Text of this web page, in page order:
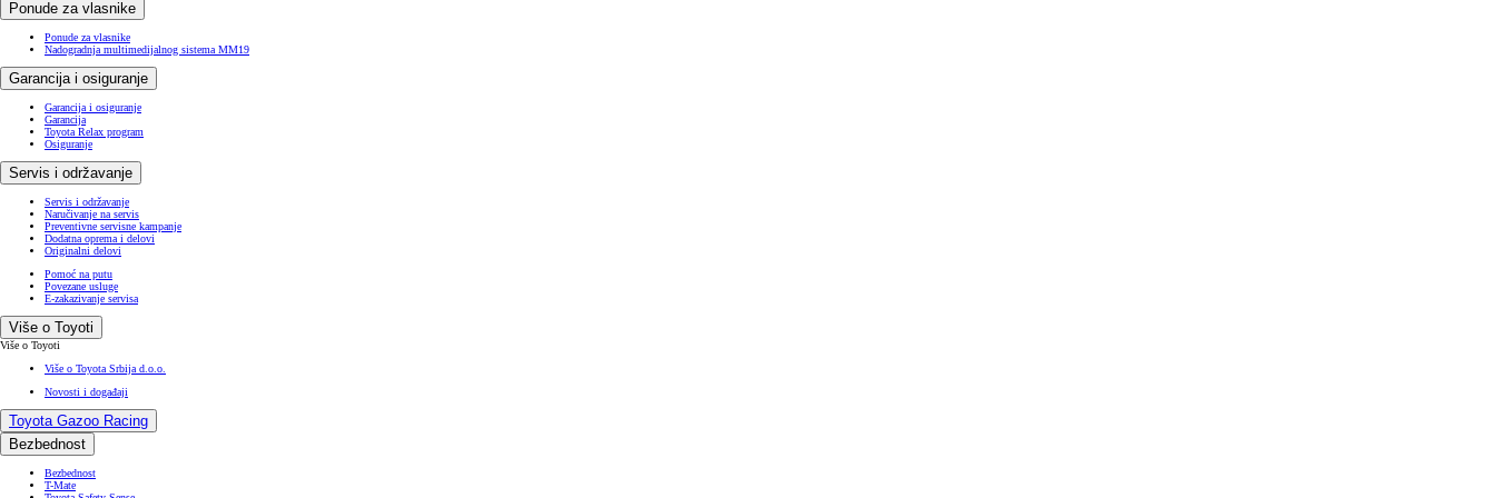
Ponude za vlasnike
Ponude za vlasnike
Nadogradnja multimedijalnog sistema MM19
Garancija i osiguranje
Garancija i osiguranje
Garancija
Toyota Relax program
Osiguranje
Servis i održavanje
Servis i održavanje
Naručivanje na servis
Preventivne servisne kampanje
Dodatna oprema i delovi
Originalni delovi
Pomoć na putu
Povezane usluge
E-zakazivanje servisa
Više o Toyoti
Više o Toyoti
Više o Toyota Srbija d.o.o.
Novosti i događaji
Toyota Gazoo Racing
Bezbednost
Bezbednost
T-Mate